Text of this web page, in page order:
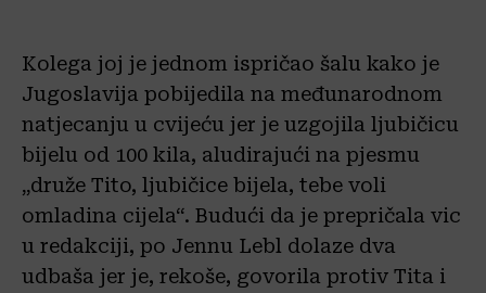
Kolega joj je jednom ispričao šalu kako je
Jugoslavija pobijedila na međunarodnom
natjecanju u cvijeću jer je uzgojila ljubičicu
bijelu od 100 kila, aludirajući na pjesmu
„druže Tito, ljubičice bijela, tebe voli
omladina cijela“. Budući da je prepričala vic
u redakciji, po Jennu Lebl dolaze dva
udbaša jer je, rekoše, govorila protiv Tita i